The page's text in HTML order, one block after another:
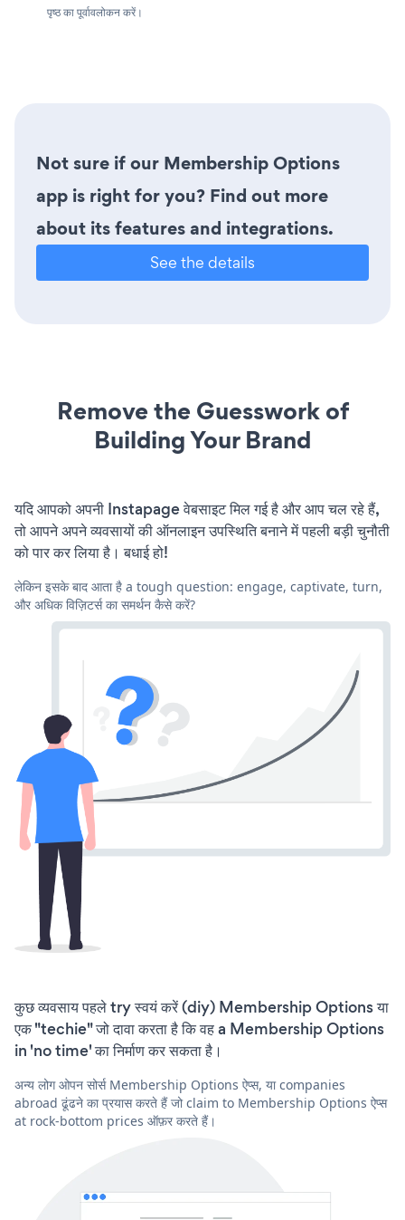
पृष्ठ का पूर्वावलोकन करें।
Not sure if our Membership Options
app is right for you? Find out more
about its features and integrations.
See the details
Remove the Guesswork of
Building Your Brand
यदि आपको अपनी Instapage वेबसाइट मिल गई है और आप चल रहे हैं,
तो आपने अपने व्यवसायों की ऑनलाइन उपस्थिति बनाने में पहली बड़ी चुनौती
को पार कर लिया है। बधाई हो!
लेकिन इसके बाद आता है a tough question: engage, captivate, turn,
और अधिक विज़िटर्स का समर्थन कैसे करें?
कुछ व्यवसाय पहले try स्वयं करें (diy) Membership Options या
एक "techie" जो दावा करता है कि वह a Membership Options
in 'no time' का निर्माण कर सकता है।
अन्य लोग ओपन सोर्स Membership Options ऐप्स, या companies
abroad ढूंढने का प्रयास करते हैं जो claim to Membership Options ऐप्स
at rock-bottom prices ऑफ़र करते हैं।